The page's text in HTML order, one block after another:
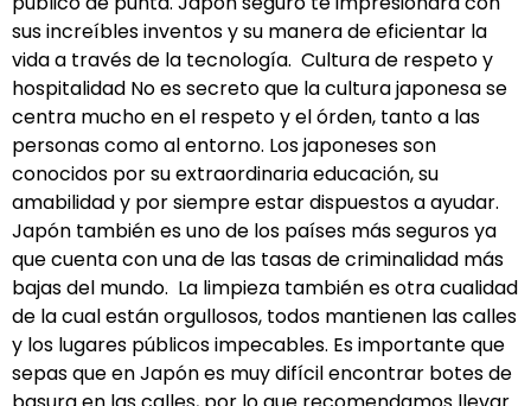
sus increíbles inventos y su manera de eficientar la
vida a través de la tecnología. Cultura de respeto y
hospitalidad No es secreto que la cultura japonesa se
centra mucho en el respeto y el órden, tanto a las
personas como al entorno. Los japoneses son
conocidos por su extraordinaria educación, su
amabilidad y por siempre estar dispuestos a ayudar.
Japón también es uno de los países más seguros ya
que cuenta con una de las tasas de criminalidad más
bajas del mundo. La limpieza también es otra cualidad
de la cual están orgullosos, todos mantienen las calles
y los lugares públicos impecables. Es importante que
sepas que en Japón es muy difícil encontrar botes de